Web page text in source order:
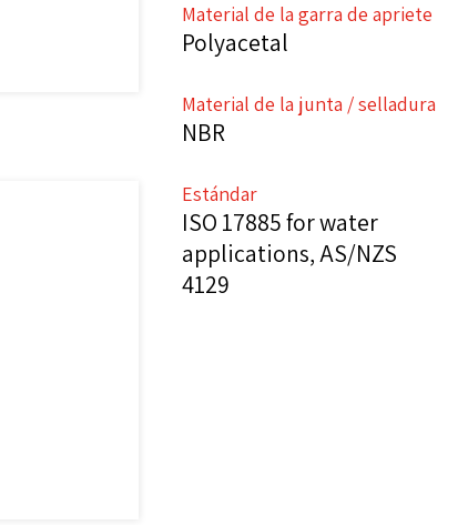
Material de la garra de apriete
Polyacetal
Material de la junta / selladura
NBR
Estándar
ISO 17885 for water
applications, AS/NZS
4129